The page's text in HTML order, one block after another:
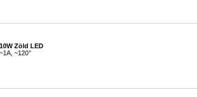
10W Zöld LED
~1A, ~120°